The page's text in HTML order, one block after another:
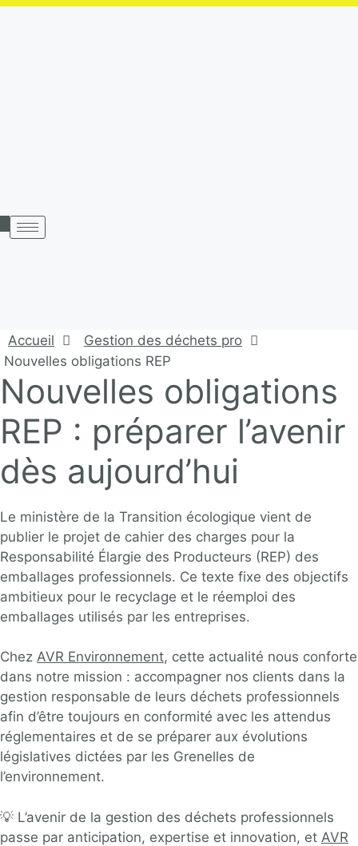
Aller
Accueil
Gestion des déchets pro
Nouvelles obligations REP
Nouvelles obligations
REP : préparer l’avenir
dès aujourd’hui
Le ministère de la Transition écologique vient de
publier le projet de cahier des charges pour la
Responsabilité Élargie des Producteurs (REP) des
emballages professionnels. Ce texte fixe des objectifs
ambitieux pour le recyclage et le réemploi des
emballages utilisés par les entreprises.
Chez AVR Environnement, cette actualité nous conforte
dans notre mission : accompagner nos clients dans la
gestion responsable de leurs déchets professionnels
afin d’être toujours en conformité avec les attendus
réglementaires et de se préparer aux évolutions
législatives dictées par les Grenelles de
l’environnement.
💡 L’avenir de la gestion des déchets professionnels
passe par anticipation, expertise et innovation, et AVR